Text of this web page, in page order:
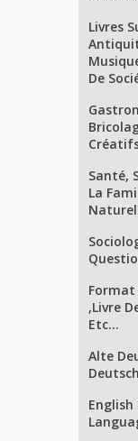
Livres
De
Santé,
La
Format
,Livre
Etc...
Alte